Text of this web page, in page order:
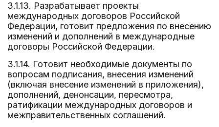
3.1.13. Разрабатывает проекты
международных договоров Российской
Федерации, готовит предложения по внесению
изменений и дополнений в международные
договоры Российской Федерации.
3.1.14. Готовит необходимые документы по
вопросам подписания, внесения изменений
(включая внесение изменений в приложения),
дополнений, денонсации, пересмотра,
ратификации международных договоров и
межправительственных соглашений.